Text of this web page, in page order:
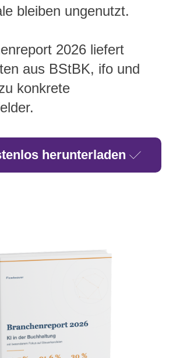
bleiben ungenutzt.
2026 liefert
aus BStBK, ifo und
konkrete
herunterladen